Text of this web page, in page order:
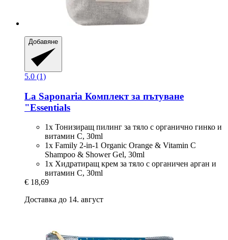
Добавяне
5.0 (1)
La Saponaria Комплект за пътуване
"Essentials
1x Тонизиращ пилинг за тяло с органично гинко и
витамин C, 30ml
1x Family 2-in-1 Organic Orange & Vitamin C
Shampoo & Shower Gel, 30ml
1x Хидратиращ крем за тяло с органичен арган и
витамин C, 30ml
€ 18,69
Доставка до 14. август